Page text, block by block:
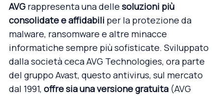
AVG rappresenta una delle soluzioni più
consolidate e affidabili per la protezione da
malware, ransomware e altre minacce
informatiche sempre più sofisticate. Sviluppato
dalla società ceca AVG Technologies, ora parte
del gruppo Avast, questo antivirus, sul mercato
dal 1991, offre sia unaversione gratuita (AVG